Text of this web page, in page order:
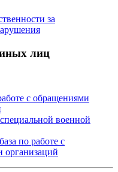
за
лиц
с обращениями
военной
по работе с
организаций